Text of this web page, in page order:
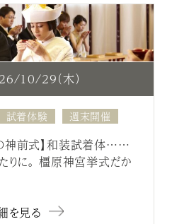
10/29（木）
試着体験 週末開催
神前式】和装試着体……
りに。 橿原神宮挙式だか
を見る